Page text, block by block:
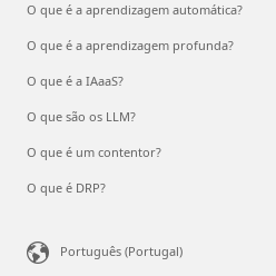
O que é a aprendizagem automática?
O que é a aprendizagem profunda?
O que é a IAaaS?
O que são os LLM?
O que é um contentor?
O que é DRP?
Português (Portugal)